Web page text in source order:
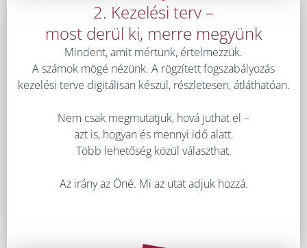
2. Kezelési terv –
most derül ki, merre megyünk
Mindent, amit mértünk, értelmezzük.
A számok mögé nézünk. A rögzített fogszabályozás
kezelési terve digitálisan készül, részletesen, átláthatóan.
Nem csak megmutatjuk, hová juthat el –
azt is, hogyan és mennyi idő alatt.
Több lehetőség közül választhat.
Az irány az Öné. Mi az utat adjuk hozzá.